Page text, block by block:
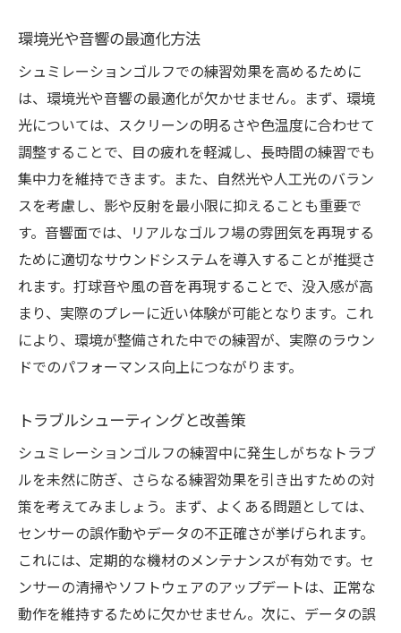
モチベーションを維持する方法
進化し続けるゴルフスキルの秘訣
シュミレーションゴルフを活用した実践的なス
キル強化法
実戦を意識したシミュレーション練習
効果的なプレーストラテジーの構築法
戦略的な練習で差をつける
実際のコースで試すシュミレーション技術
シチュエーション別練習メニューの作成
スキル強化のためのフィードバック活用法
スイングの精度を高めるシュミレーションゴル
フの活用術
ビジュアルフィードバックによる改善策
シュミレーションを用いた精度向上法
高精度センサーによる動作解析
より正確なスイングを目指すトレーニング
シュミレーションで克服するスイングの課
題
環境光や音響の最適化方法
シュミレーションゴルフでの練習効果を高めるために
は、環境光や音響の最適化が欠かせません。まず、環境
光については、スクリーンの明るさや色温度に合わせて
調整することで、目の疲れを軽減し、長時間の練習でも
集中力を維持できます。また、自然光や人工光のバラン
スを考慮し、影や反射を最小限に抑えることも重要で
す。音響面では、リアルなゴルフ場の雰囲気を再現する
ために適切なサウンドシステムを導入することが推奨さ
れます。打球音や風の音を再現することで、没入感が高
まり、実際のプレーに近い体験が可能となります。これ
により、環境が整備された中での練習が、実際のラウン
ドでのパフォーマンス向上につながります。
トラブルシューティングと改善策
シュミレーションゴルフの練習中に発生しがちなトラブ
ルを未然に防ぎ、さらなる練習効果を引き出すための対
策を考えてみましょう。まず、よくある問題としては、
センサーの誤作動やデータの不正確さが挙げられます。
これには、定期的な機材のメンテナンスが有効です。セ
ンサーの清掃やソフトウェアのアップデートは、正常な
動作を維持するために欠かせません。次に、データの誤